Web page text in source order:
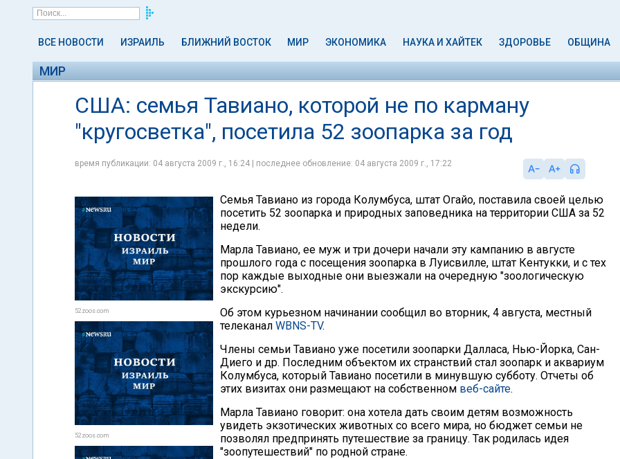
ВСЕ НОВОСТИ ИЗРАИЛЬ БЛИЖНИЙ ВОСТОК МИР ЭКОНОМИКА НАУКА И ХАЙТЕК ЗДОРОВЬЕ ОБЩИНА
МИР
США: семья Тавиано, которой не по карману
"кругосветка", посетила 52 зоопарка за год
время публикации: 04 августа 2009 г., 16:24 | последнее обновление: 04 августа 2009 г., 17:22
52zoos.com
52zoos.com
Семья Тавиано из города Колумбуса, штат Огайо, поставила своей целью
посетить 52 зоопарка и природных заповедника на территории США за 52
недели.
Марла Тавиано, ее муж и три дочери начали эту кампанию в августе
прошлого года с посещения зоопарка в Луисвилле, штат Кентукки, и с тех
пор каждые выходные они выезжали на очередную "зоологическую
экскурсию".
Об этом курьезном начинании сообщил во вторник, 4 августа, местный
телеканал WBNS-TV.
Члены семьи Тавиано уже посетили зоопарки Далласа, Нью-Йорка, Сан-
Диего и др. Последним объектом их странствий стал зоопарк и аквариум
Колумбуса, который Тавиано посетили в минувшую субботу. Отчеты об
этих визитах они размещают на собственном веб-сайте.
Марла Тавиано говорит: она хотела дать своим детям возможность
увидеть экзотических животных со всего мира, но бюджет семьи не
позволял предпринять путешествие за границу. Так родилась идея
"зоопутешествий" по родной стране.